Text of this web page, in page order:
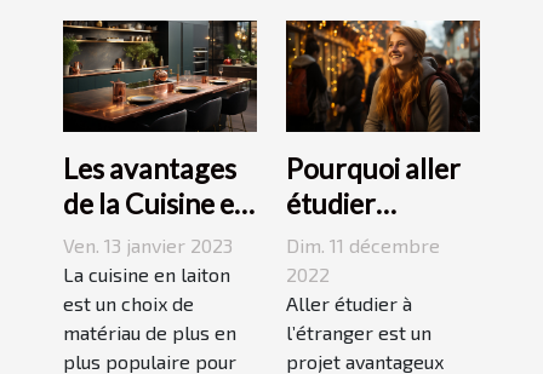
Les avantages
de la Cuisine en
Laiton
Ven. 13 janvier 2023
La cuisine en laiton
est un choix de
matériau de plus en
plus populaire pour
Pourquoi aller
étudier
l’étranger ?
Dim. 11 décembre
2022
Aller étudier à
l’étranger est un
projet avantageux